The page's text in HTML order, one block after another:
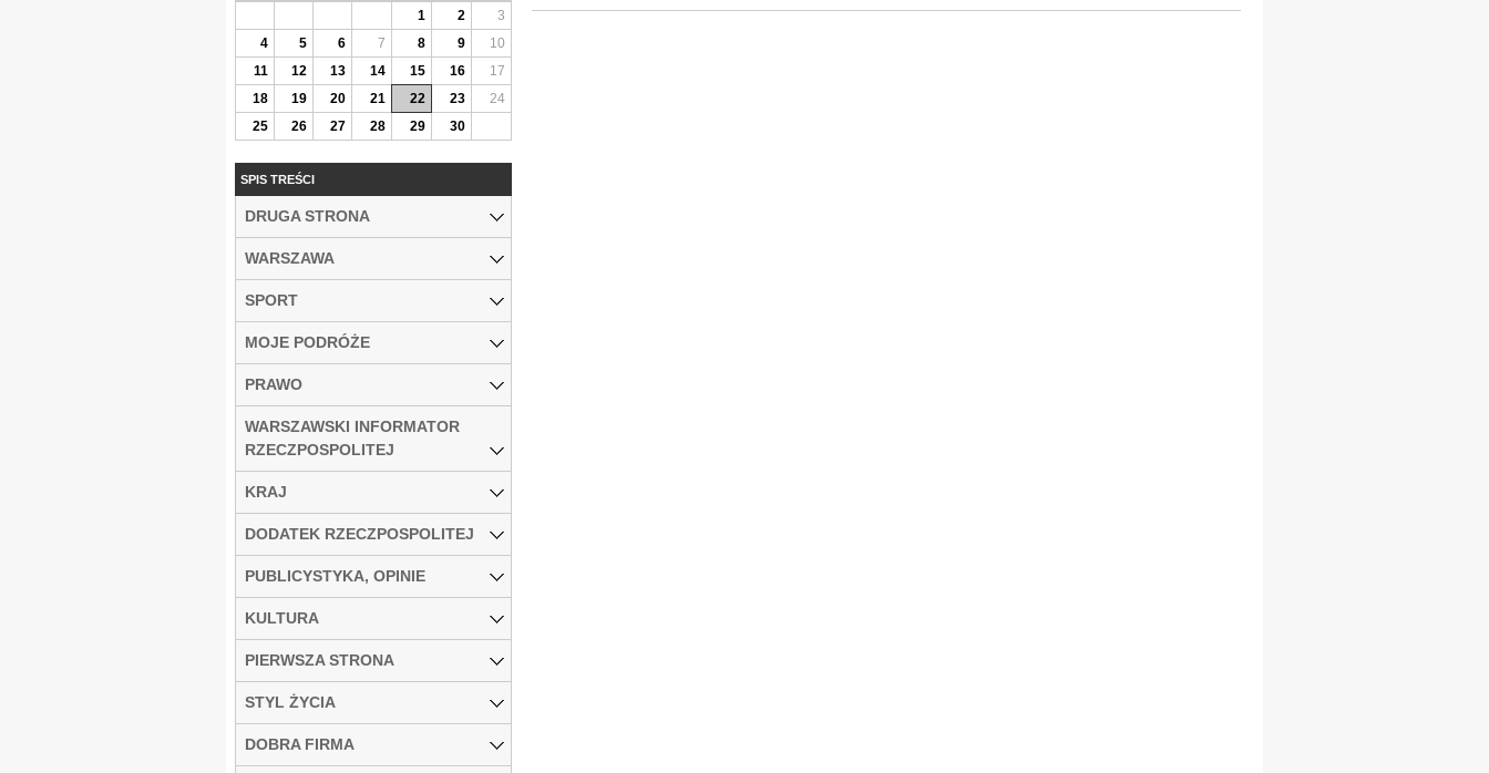
1
2
3
4
5 6 7 8 9
10
11
12 13 14 15 16
17
18
19 20 21 22 23
24
25
26 27 28 29 30
SPIS TREŚCI
DRUGA STRONA
WARSZAWA
SPORT
MOJE PODRÓŻE
PRAWO
WARSZAWSKI INFORMATOR
RZECZPOSPOLITEJ
KRAJ
DODATEK RZECZPOSPOLITEJ
PUBLICYSTYKA, OPINIE
KULTURA
PIERWSZA STRONA
STYL ŻYCIA
DOBRA FIRMA